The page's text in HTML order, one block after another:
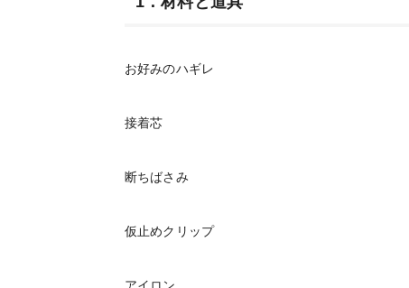
お好みのハギレ
接着芯
断ちばさみ
仮止めクリップ